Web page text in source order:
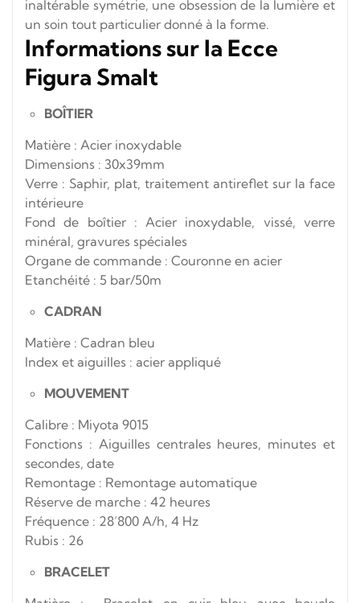
inaltérable symétrie, une obsession de la lumière et
un soin tout particulier donné à la forme.
Informations sur la Ecce
Figura Smalt
BOÎTIER
Matière : Acier inoxydable
Dimensions : 30x39mm
Verre : Saphir, plat, traitement antireflet sur la face
intérieure
Fond de boîtier : Acier inoxydable, vissé, verre
minéral, gravures spéciales
Organe de commande : Couronne en acier
Etanchéité : 5 bar/50m
CADRAN
Matière : Cadran bleu
Index et aiguilles : acier appliqué
MOUVEMENT
Calibre : Miyota 9015
Fonctions : Aiguilles centrales heures, minutes et
secondes, date
Remontage : Remontage automatique
Réserve de marche : 42 heures
Fréquence : 28’800 A/h, 4 Hz
Rubis : 26
BRACELET